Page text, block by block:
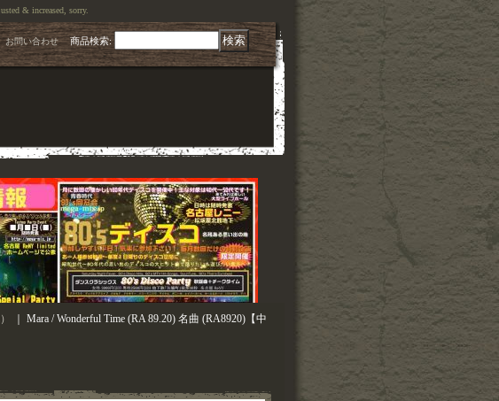
& increased, sorry.
お問い合わせ 商品検索:
Mara / Wonderful Time (RA 89.20) 名曲 (RA8920)【中